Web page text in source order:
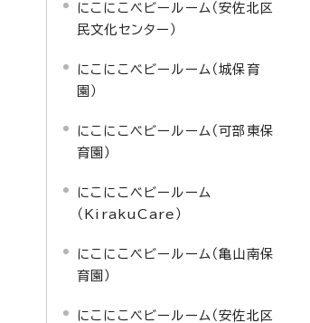
にこにこベビールーム（安佐北区
民文化センター）
にこにこベビールーム（城保育
園）
にこにこベビールーム（可部東保
育園）
にこにこベビールーム
（KirakuCare）
にこにこベビールーム（亀山南保
育園）
にこにこベビールーム（安佐北区